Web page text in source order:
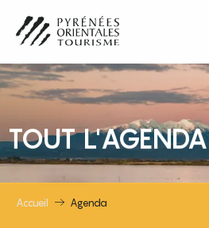
contenu
principal
TOUT L'AGENDA
Accueil Agenda